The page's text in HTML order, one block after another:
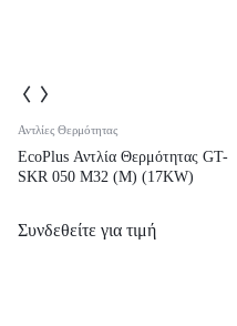
Αντλίες Θερμότητας
EcoPlus Αντλία Θερμότητας GT-
SKR 050 M32 (M) (17KW)
Συνδεθείτε για τιμή